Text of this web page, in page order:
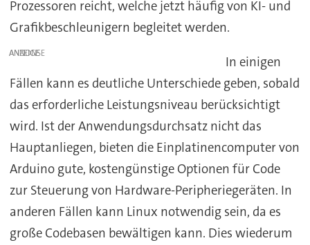
Prozessoren reicht, welche jetzt häufig von KI- und
Grafikbeschleunigern begleitet werden.
ANZEIGE
In einigen
Fällen kann es deutliche Unterschiede geben, sobald
das erforderliche Leistungsniveau berücksichtigt
wird. Ist der Anwendungsdurchsatz nicht das
Hauptanliegen, bieten die Einplatinencomputer von
Arduino gute, kostengünstige Optionen für Code
zur Steuerung von Hardware-Peripheriegeräten. In
anderen Fällen kann Linux notwendig sein, da es
große Codebasen bewältigen kann. Dies wiederum